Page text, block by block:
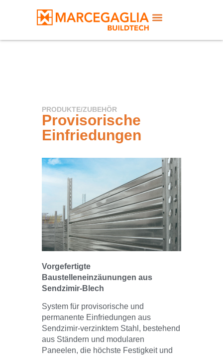
PRODUKTE/ZUBEHÖR
Provisorische
Einfriedungen
Vorgefertigte
Baustelleneinzäunungen aus
Sendzimir-Blech
System für provisorische und
permanente Einfriedungen aus
Sendzimir-verzinktem Stahl, bestehend
aus Ständern und modularen
Paneelen, die höchste Festigkeit und